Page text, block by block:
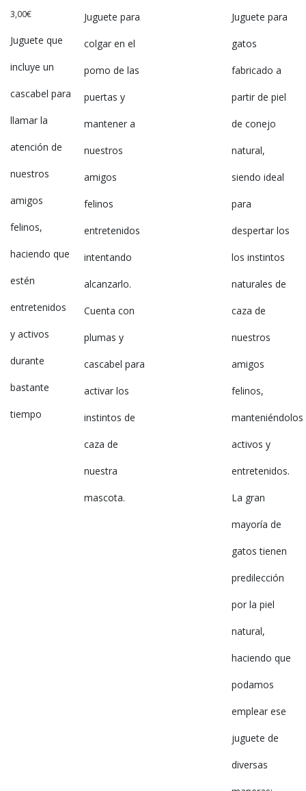
3,00€
Juguete que
incluye un
cascabel para
llamar la
atención de
nuestros
amigos
felinos,
haciendo que
estén
entretenidos
y activos
durante
bastante
tiempo
Juguete para
colgar en el
pomo de las
puertas y
mantener a
nuestros
amigos
felinos
entretenidos
intentando
alcanzarlo.
Cuenta con
plumas y
cascabel para
activar los
instintos de
caza de
nuestra
mascota.
Juguete para
gatos
fabricado a
partir de piel
de conejo
natural,
siendo ideal
para
despertar los
los instintos
naturales de
caza de
nuestros
amigos
felinos,
manteniéndolos
activos y
entretenidos.
La gran
mayoría de
gatos tienen
predilección
por la piel
natural,
haciendo que
podamos
emplear ese
juguete de
diversas